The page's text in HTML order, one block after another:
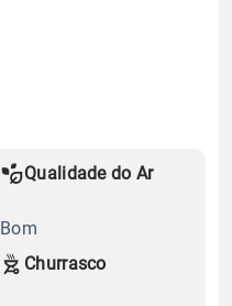
Qualidade do Ar
Bom
Churrasco